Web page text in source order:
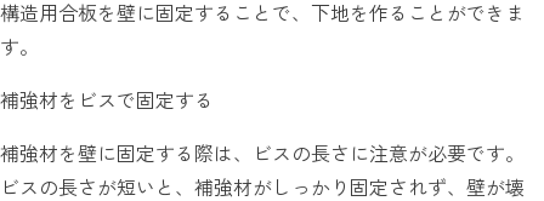
構造用合板を壁に固定することで、下地を作ることができま
す。
補強材をビスで固定する
補強材を壁に固定する際は、ビスの長さに注意が必要です。
ビスの長さが短いと、補強材がしっかり固定されず、壁が壊